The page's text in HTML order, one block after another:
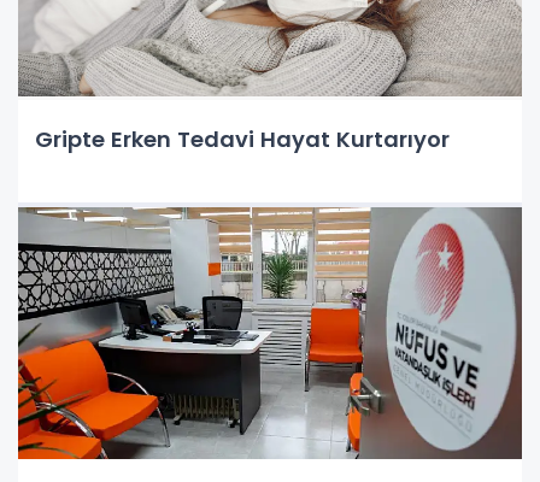
Gripte Erken Tedavi Hayat Kurtarıyor